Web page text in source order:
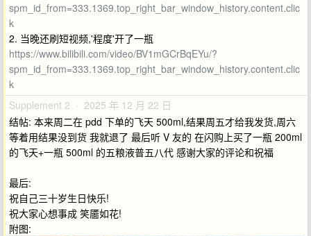
spm_id_from=333.1369.top_right_bar_window_history.content.clic
k
2. 当晚还刷短视频,'程度'开了一瓶
https://www.bilibili.com/video/BV1mGCrBqEYu/?
spm_id_from=333.1369.top_right_bar_window_history.content.clic
k
Supplement 2 · 2025 年 12 月 22 日
结帖: 本来周二在 pdd 下单的飞天 500ml,结果周五才给我发货,周六
等着用结果没到货 我就退了 最后听 V 友的 在闪购上买了一瓶 200ml
的飞天+一瓶 500ml 的五粮液普五八代 感谢大家的评论和祝福
最后:
祝自己三十岁生日快乐!
祝大家心想事成 笑靥如花!
附图: